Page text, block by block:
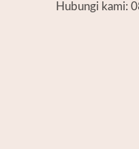
Hubungi kami: